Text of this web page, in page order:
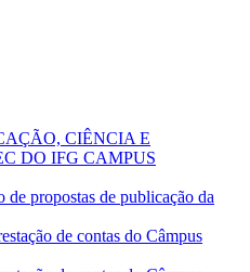
CIÊNCIA E
DO IFG CAMPUS
de propostas de publicação da
de contas do Câmpus